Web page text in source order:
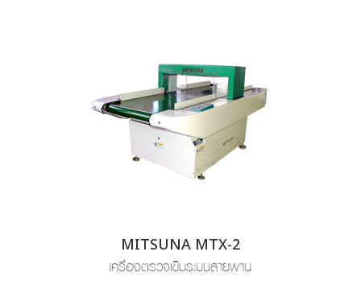
MITSUNA MTX-2
เครื่องตรวจเข็มระบบสายพาน